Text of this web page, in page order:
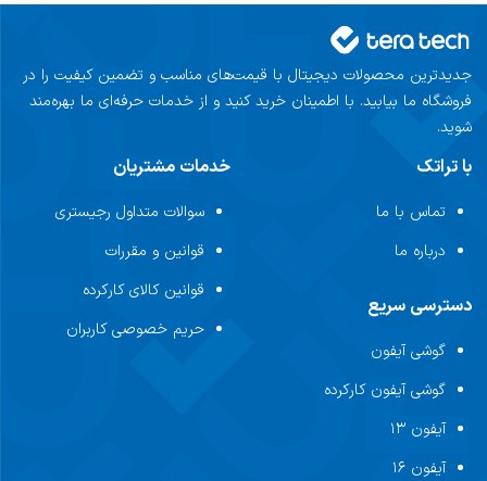
جدیدترین محصولات دیجیتال با قیمت‌های مناسب و تضمین کیفیت را در
فروشگاه ما بیابید. با اطمینان خرید کنید و از خدمات حرفه‌ای ما بهره‌مند
شوید.
با تراتک
تماس با ما
درباره ما
دسترسی سریع
گوشی آیفون
گوشی آیفون کارکرده
آیفون ۱۳
آیفون ۱۶
خدمات مشتریان
سوالات متداول رجیستری
قوانین و مقررات
قوانین کالای کارکرده
حریم خصوصی کاربران